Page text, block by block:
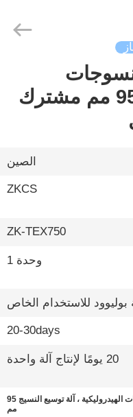
الهيدروليكية لقطر 95 مم مشترك
الصين
ZKCS
ZK-TEX750
وحدة 1
بوليوود للاستخدام الخاص
20-30days
20 يومًا لإنتاج آلة واحدة
آلة توسيع المنسوجات الهيدروليكية ، آلة توسيع النسيج 95
مم